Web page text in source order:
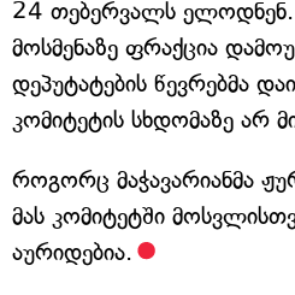
24 თებერვალს ელოდნენ.
მოსმენაზე ფრაქცია
დეპუტატების წევრებმა
კომიტეტის სხდომაზე არ
როგორც მაჭავარიანმა
მას კომიტეტში
აურიდებია.